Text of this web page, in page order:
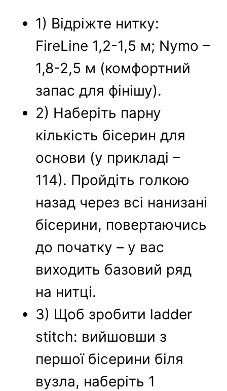
1) Відріжте нитку:
FireLine 1,2-1,5 м; Nymo –
1,8-2,5 м (комфортний
запас для фінішу).
2) Наберіть парну
кількість бісерин для
основи (у прикладі –
114). Пройдіть голкою
назад через всі нанизані
бісерини, повертаючись
до початку – у вас
виходить базовий ряд
на нитці.
3) Щоб зробити ladder
stitch: вийшовши з
першої бісерини біля
вузла, наберіть 1